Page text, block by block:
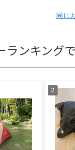
同じ
ランキング